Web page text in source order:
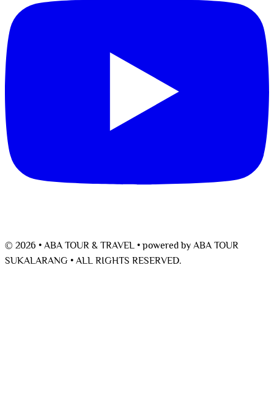
© 2026 • ABA TOUR & TRAVEL •powered byABA TOUR
SUKALARANG •ALL RIGHTS RESERVED.